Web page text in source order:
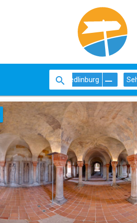
Quedlinburg